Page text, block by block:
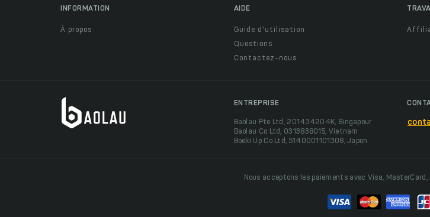
INFORMATION
À propos
AIDE
Guide d'utilisation
Questions
Contactez-nous
ENTREPRISE
Baolau Pte Ltd, 201434204K, Singapour
Baolau Co Ltd, 0313838015, Vietnam
Boeki Up Co Ltd, 5140001101308, Japon
Nous acceptons les paiements avec Visa,